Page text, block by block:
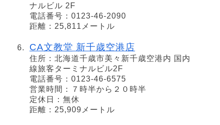
ナルビル 2F
電話番号：0123-46-2090
距離：25,811メートル
CA文教堂 新千歳空港店
住所：北海道千歳市美々新千歳空港内 国内
線旅客ターミナルビル2F
電話番号：0123-46-6575
営業時間：７時半から２０時半
定休日：無休
距離：25,909メートル